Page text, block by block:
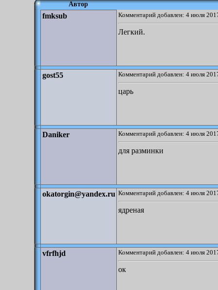
Автор
fmksub Комментарий добавлен: 4 июля
Легкий.
gost55 Комментарий добавлен: 4 июля
царь
Daniker Комментарий добавлен: 4 июля
для разминки
okatorgin@yandex.ru Комментарий добавлен: 4 июля
ядреная
vfrfhjd Комментарий добавлен: 4 июля
ок